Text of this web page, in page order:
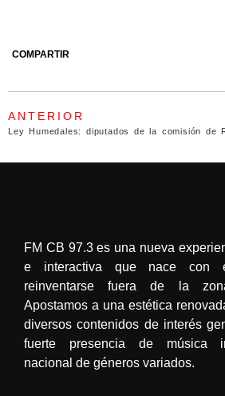
COMPARTIR
ANTERIOR
FM CB 97.3 es una nueva
e interactiva que nace con
reinventarse fuera de la
Apostamos a una estética
diversos contenidos de interés
fuerte presencia de música
nacional de géneros variados.